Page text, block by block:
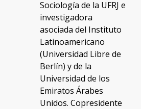
Sociología de la UFRJ e
investigadora
asociada del Instituto
Latinoamericano
(Universidad Libre de
Berlín) y de la
Universidad de los
Emiratos Árabes
Unidos. Copresidente